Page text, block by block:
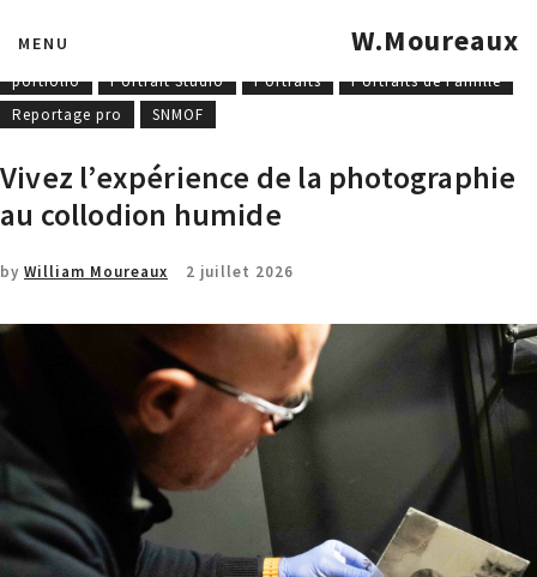
MENU W.Moureaux
mannequinat
Photographies industrielles
portfolio
Portrait Studio Portraits
Portraits de Famille
Reportage pro
SNMOF
Vivez l’expérience de la photographie
au collodion humide
by William Moureaux 2 juillet 2026